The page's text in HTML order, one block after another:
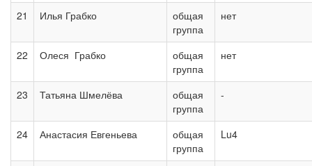
21 Илья Грабко
общая
группа
нет
22 Олеся Грабко
общая
группа
нет
23 Татьяна Шмелёва
общая
группа
-
24 Анастасия Евгеньева
общая
группа
Lu4